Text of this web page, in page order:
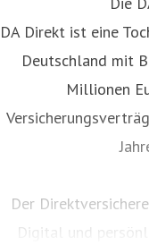
DA Direkt ist eine
Deutschland mit
Millionen
Der
Digital und